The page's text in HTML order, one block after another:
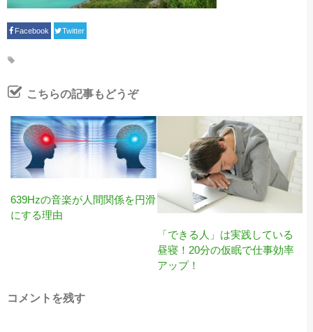
Facebook Twitter
こちらの記事もどうぞ
639Hzの音楽が人間関係を円滑
にする理由
「できる人」は実践している
昼寝！20分の仮眠で仕事効率
アップ！
コメントを残す